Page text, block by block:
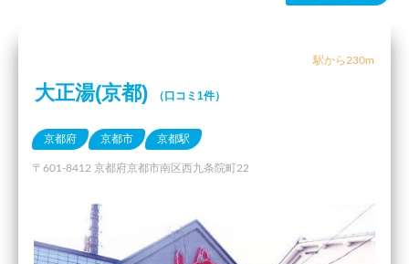
駅から230m
大正湯(京都) （口コミ1件）
京都府 京都市 京都駅
〒601-8412 京都府京都市南区西九条院町22